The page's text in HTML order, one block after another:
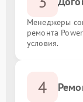
Менеджеры
ремонта
условия.
4